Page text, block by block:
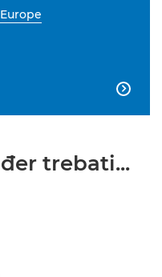

trebati...